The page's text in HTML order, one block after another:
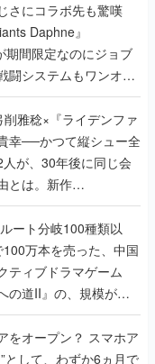
さにコラボ先も驚嘆
Daphne』
期間限定なのにジョブ
闘システムもワンオフ
を両ディレクターに聞
削雅稔×『ライデンファ
幸──かつて縦シュー全
が、30年後に同じ会
とは。新作
』で初タッグを組
訊く開発秘話
ート分岐100種類以
万本を売った、中国
ティブドラマゲーム
の道II』の、規模が違
ューサーに聞いた
プン？ スマホア
として、わずか6ヵ月で